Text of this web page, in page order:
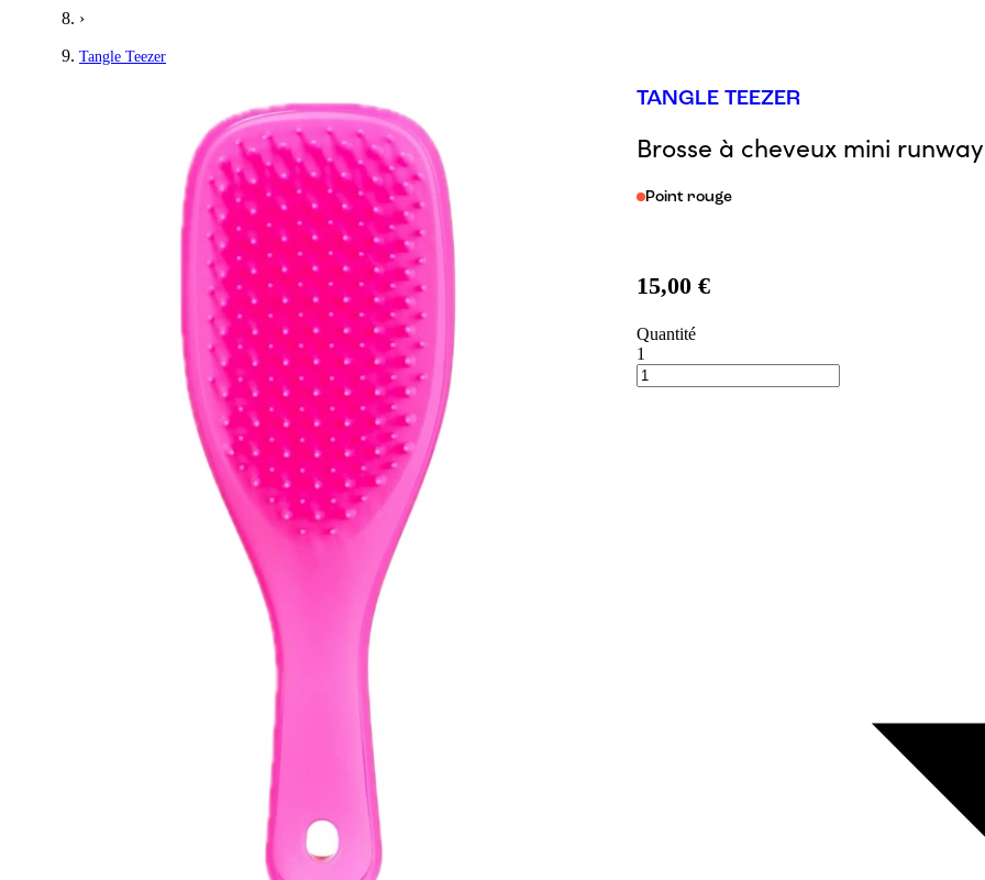
›
Tangle Teezer
TANGLE TEEZER
Brosse à cheveux mini
Point rouge
15,00 €
Quantité
1